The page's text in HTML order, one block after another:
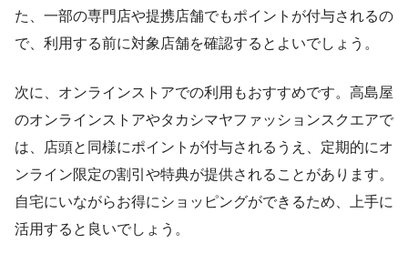
た、一部の専門店や提携店舗でもポイントが付与されるの
で、利用する前に対象店舗を確認するとよいでしょう。
次に、オンラインストアでの利用もおすすめです。高島屋
のオンラインストアやタカシマヤファッションスクエアで
は、店頭と同様にポイントが付与されるうえ、定期的にオ
ンライン限定の割引や特典が提供されることがあります。
自宅にいながらお得にショッピングができるため、上手に
活用すると良いでしょう。